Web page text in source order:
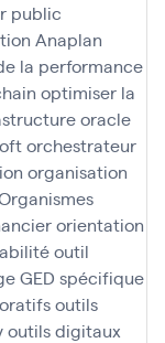
public
Anaplan
la performance
optimiser la
oracle
orchestrateur
organisation
orientation
outil
GED spécifique
outils
outils digitaux